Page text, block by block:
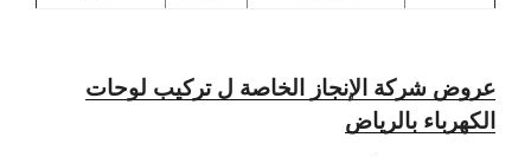
عروض شركة الإنجاز الخاصة لتركيب لوحات
الكهرباء بالرياض